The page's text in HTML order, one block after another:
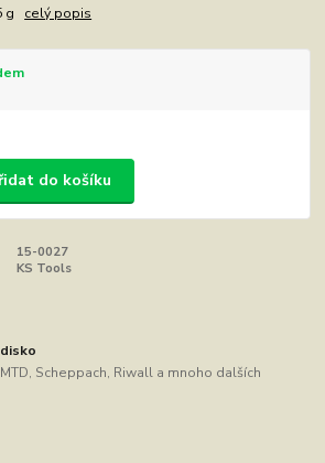
g celý popis
do košíku
15-0027
KS Tools
Scheppach, Riwall a mnoho dalších